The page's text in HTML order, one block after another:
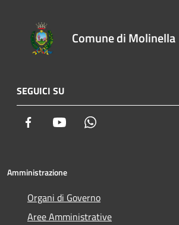
Comune di Molinella
SEGUICI SU
Facebook Youtube
Amministrazione
Organi di Governo
Aree Amministrative